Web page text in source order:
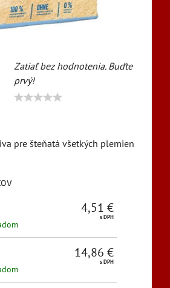
Zatiaľ bez hodnotenia. Buďte
prvý!
pre šteňatá všetkých plemien
4,51 €
s DPH
14,86 €
s DPH